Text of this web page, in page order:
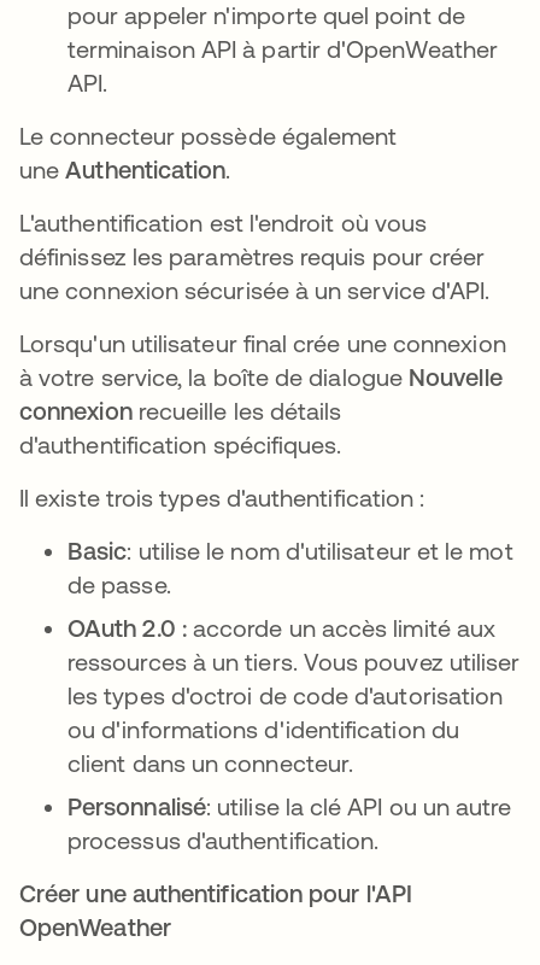
pour appeler n'importe quel point de
terminaison API à partir d'OpenWeather
API.
Le connecteur possède également
uneAuthentication.
L'authentification est l'endroit où vous
définissez les paramètres requis pour créer
une connexion sécurisée à un service d'API.
Lorsqu'un utilisateur final crée une connexion
à votre service, la boîte de dialogue Nouvelle
connexionrecueille les détails
d'authentification spécifiques.
Il existe trois types d'authentification :
Basic: utilise le nom d'utilisateur et le mot
de passe.
OAuth 2.0 : accorde un accès limité aux
ressources à un tiers. Vous pouvez utiliser
les types d'octroi de code d'autorisation
ou d'informations d'identification du
client dans un connecteur.
Personnalisé: utilise la clé API ou un autre
processus d'authentification.
Créer une authentification pour l'API
OpenWeather